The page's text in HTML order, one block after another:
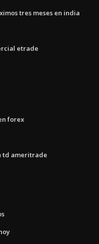
tres meses en india
etrade
forex
td ameritrade